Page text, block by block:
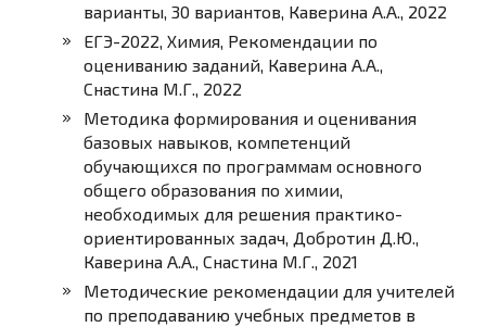
варианты, 30 вариантов, Каверина А.А., 2022
ЕГЭ-2022, Химия, Рекомендации по
оцениванию заданий, Каверина А.А.,
Снастина М.Г., 2022
Методика формирования и оценивания
базовых навыков, компетенций
обучающихся по программам основного
общего образования по химии,
необходимых для решения практико-
ориентированных задач, Добротин Д.Ю.,
Каверина А.А., Снастина М.Г., 2021
Методические рекомендации для учителей
по преподаванию учебных предметов в